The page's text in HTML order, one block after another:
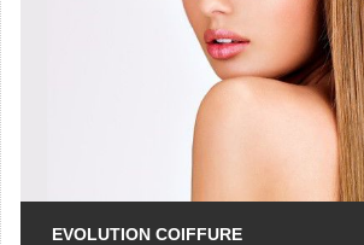
EVOLUTION COIFFURE